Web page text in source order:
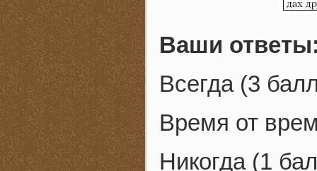
Ваши
Всегда (3
Время от
Никогда (1